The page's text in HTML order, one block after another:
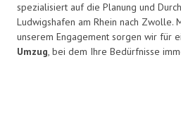
spezialisiert auf die Planung und
Ludwigshafen am Rhein nach Zwolle.
unserem Engagement sorgen wir für
Umzug, bei dem Ihre Bedürfnisse